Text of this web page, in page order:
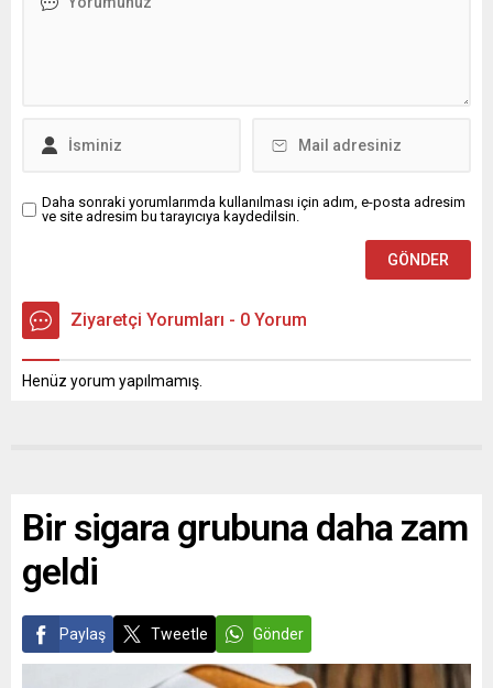
Daha sonraki yorumlarımda kullanılması için adım, e-posta adresim
ve site adresim bu tarayıcıya kaydedilsin.
Ziyaretçi Yorumları - 0 Yorum
Henüz yorum yapılmamış.
Bir sigara grubuna daha zam
geldi
Paylaş Tweetle Gönder